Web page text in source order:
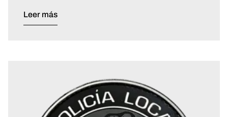
Leer más